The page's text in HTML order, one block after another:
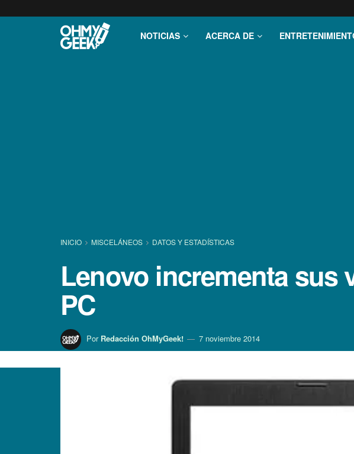
NOTICIAS ACERCA DE
INICIO MISCELÁNEOS DATOS Y ESTADÍ­STICAS
Lenovo incrementa sus
PC
Por Redacción OhMyGeek! 7 noviembre 2014